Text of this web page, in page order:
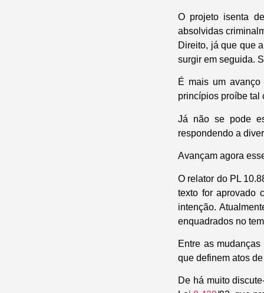
O projeto isenta
absolvidas
Direito, já que que
surgir em seguida.
É mais um
princípios proíbe tal
Já não se pode
respondendo a
Avançam agora
O relator do PL
texto for aprovado
intenção.
enquadrados no
Entre as
que definem atos
De há muito